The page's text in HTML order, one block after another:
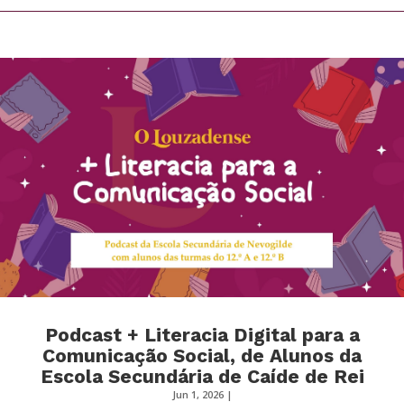
Podcast + Literacia Digital para a
Comunicação Social, de Alunos da
Escola Secundária de Caíde de Rei
Jun 1, 2026|